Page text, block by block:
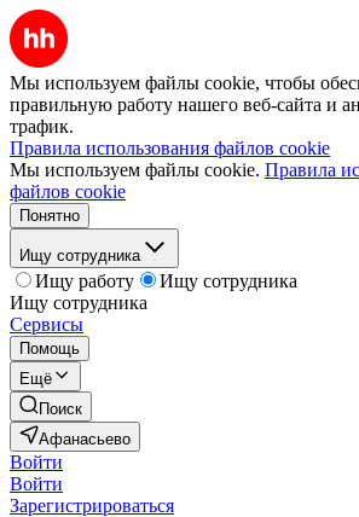
Мы используем файлы cookie, чтобы
правильную работу нашего веб-сайта и
трафик.
Правила использования файлов cookie
Мы используем файлы cookie. Правила
файлов cookie
Понятно
Ищу сотрудника
Ищу работу
Ищу сотрудника
Ищу сотрудника
Сервисы
Помощь
Ещё
Поиск
Афанасьево
Войти
Войти
Зарегистрироваться